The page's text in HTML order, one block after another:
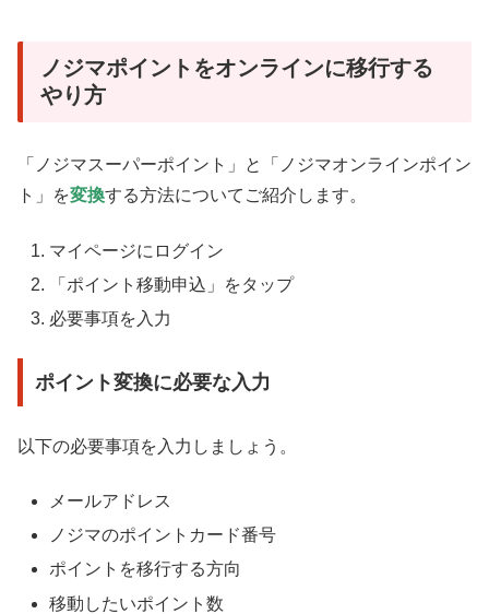
ノジマポイントをオンラインに移行する
やり方
「ノジマスーパーポイント」と「ノジマオンラインポイン
ト」を変換する方法についてご紹介します。
マイページにログイン
「ポイント移動申込」をタップ
必要事項を入力
ポイント変換に必要な入力
以下の必要事項を入力しましょう。
メールアドレス
ノジマのポイントカード番号
ポイントを移行する方向
移動したいポイント数